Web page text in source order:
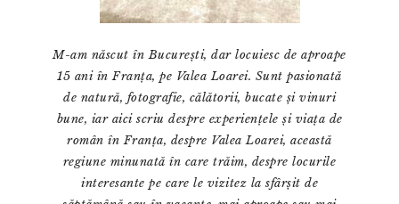
M-am născut în București, dar locuiesc de aproape
15 ani în Franța, pe Valea Loarei. Sunt pasionată
de natură, fotografie, călătorii, bucate și vinuri
bune, iar aici scriu despre experiențele și viața de
român în Franța, despre Valea Loarei, această
regiune minunată în care trăim, despre locurile
interesante pe care le vizitez la sfârșit de